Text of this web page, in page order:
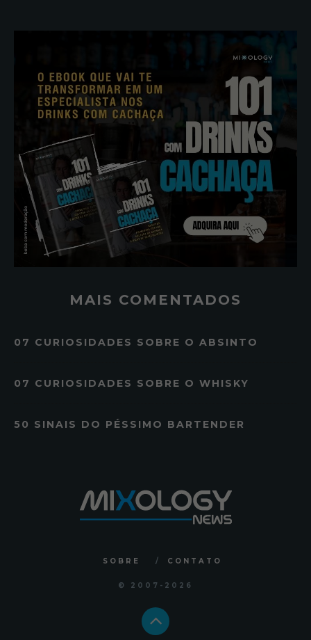
MAIS COMENTADOS
07 CURIOSIDADES SOBRE O ABSINTO
07 CURIOSIDADES SOBRE O WHISKY
50 SINAIS DO PÉSSIMO BARTENDER
SOBRE CONTATO
© 2007 -2026